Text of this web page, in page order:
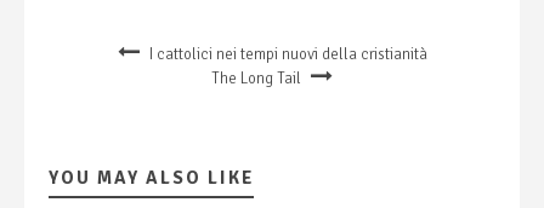
I cattolici nei tempi nuovi della cristianità
The Long Tail
YOU MAY ALSO LIKE